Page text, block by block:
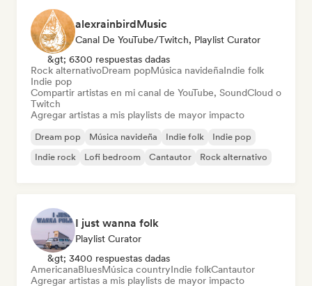
alexrainbirdMusic
Canal De YouTube/Twitch, Playlist Curator
&gt; 6300 respuestas dadas
Rock alternativoDream popMúsica navideñaIndie folk
Indie pop
Compartir artistas en mi canal de YouTube, SoundCloud o
Twitch
Agregar artistas a mis playlists de mayor impacto
Dream pop Música navideña Indie folk
Indie pop
Indie rock
Lofi bedroom Cantautor Rock alternativo
I just wanna folk
Playlist Curator
&gt; 3400 respuestas dadas
AmericanaBluesMúsica countryIndie folkCantautor
Agregar artistas a mis playlists de mayor impacto